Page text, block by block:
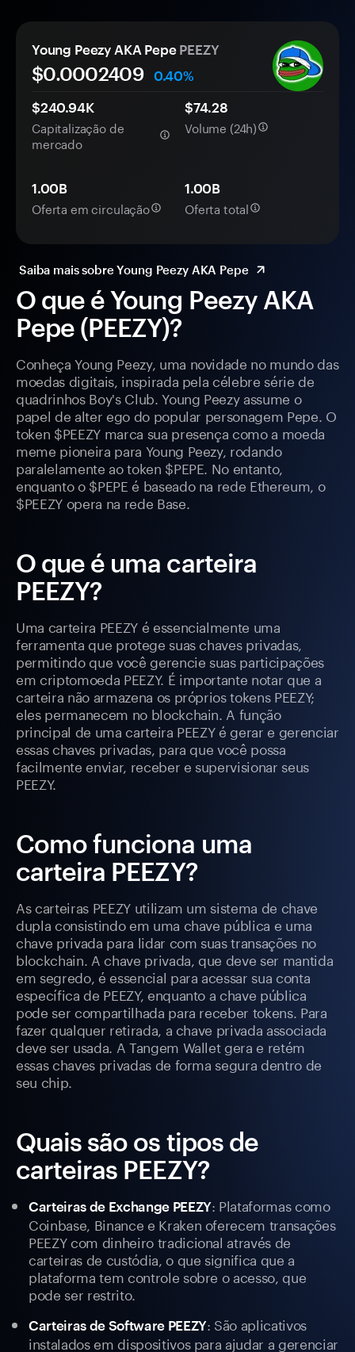
O que é Young Peezy AKA
Pepe (PEEZY)?
Conheça Young Peezy, uma novidade no mundo das
moedas digitais, inspirada pela célebre série de
quadrinhos Boy's Club. Young Peezy assume o
papel de alter ego do popular personagem Pepe. O
token $PEEZY marca sua presença como a moeda
meme pioneira para Young Peezy, rodando
paralelamente ao token $PEPE. No entanto,
enquanto o $PEPE é baseado na rede Ethereum, o
$PEEZY opera na rede Base.
O que é uma carteira
PEEZY?
Uma carteira PEEZY é essencialmente uma
ferramenta que protege suas chaves privadas,
permitindo que você gerencie suas participações
em criptomoeda PEEZY. É importante notar que a
carteira não armazena os próprios tokens PEEZY;
eles permanecem no blockchain. A função
principal de uma carteira PEEZY é gerar e gerenciar
essas chaves privadas, para que você possa
facilmente enviar, receber e supervisionar seus
PEEZY.
Como funciona uma
carteira PEEZY?
As carteiras PEEZY utilizam um sistema de chave
dupla consistindo em uma chave pública e uma
chave privada para lidar com suas transações no
blockchain. A chave privada, que deve ser mantida
em segredo, é essencial para acessar sua conta
específica de PEEZY, enquanto a chave pública
pode ser compartilhada para receber tokens. Para
fazer qualquer retirada, a chave privada associada
deve ser usada. A Tangem Wallet gera e retém
essas chaves privadas de forma segura dentro de
seu chip.
Quais são os tipos de
carteiras PEEZY?
Carteiras de Exchange PEEZY: Plataformas como
Coinbase, Binance e Kraken oferecem transações
PEEZY com dinheiro tradicional através de
carteiras de custódia, o que significa que a
plataforma tem controle sobre o acesso, que
pode ser restrito.
Carteiras de Software PEEZY: São aplicativos
instalados em dispositivos para ajudar a gerenciar
Young Peezy AKA Pepe PEEZY
$0.0002409
0.40%
$240.94K
Capitalização de
mercado
$74.28
Volume (24h)
1.00B
Oferta em circulação
1.00B
Oferta total
Saiba mais sobre Young Peezy AKA Pepe